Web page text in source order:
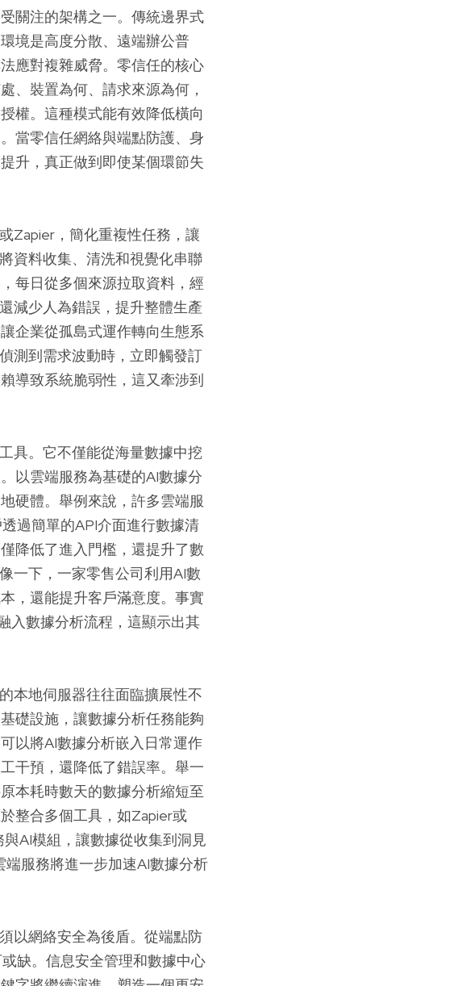
關注的架構之一。傳統邊界式
境是高度分散、遠端辦公普
應對複雜威脅。零信任的核心
、裝置為何、請求來源為何，
權。這種模式能有效降低橫向
當零信任網絡與端點防護、身
升，真正做到即使某個環節失
Zapier，簡化重複性任務，讓
資料收集、清洗和視覺化串聯
每日從多個來源拉取資料，經
減少人為錯誤，提升整體生產
企業從孤島式運作轉向生態系
測到需求波動時，立即觸發訂
導致系統脆弱性，這又牽涉到
具。它不僅能從海量數據中挖
以雲端服務為基礎的AI數據分
硬體。舉例來說，許多雲端服
過簡單的API介面進行數據清
降低了進入門檻，還提升了數
一下，一家零售公司利用AI數
，還能提升客戶滿意度。事實
入數據分析流程，這顯示出其
本地伺服器往往面臨擴展性不
礎設施，讓數據分析任務能夠
以將AI數據分析嵌入日常運作
干預，還降低了錯誤率。舉一
本耗時數天的數據分析縮短至
整合多個工具，如Zapier或
AI模組，讓數據從收集到洞見
服務將進一步加速AI數據分析
以網絡安全為後盾。從端點防
缺。信息安全管理和數據中心